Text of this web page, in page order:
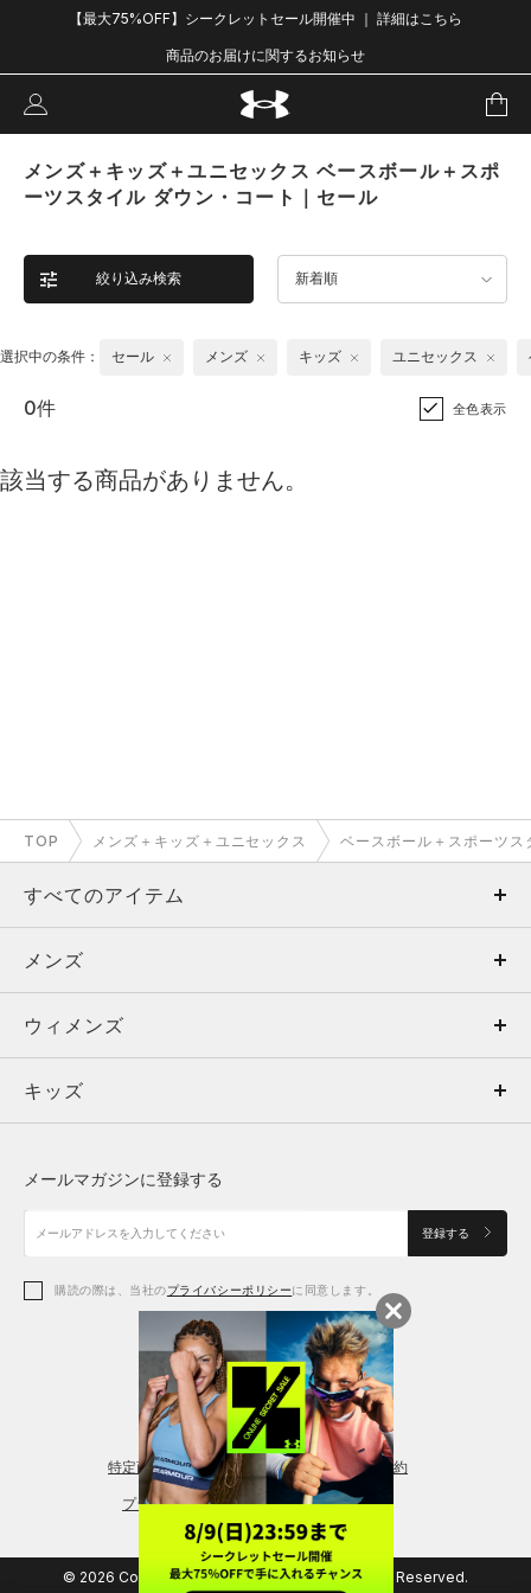
【最大75%OFF】シークレットセール開催中 ｜ 詳細はこちら
商品のお届けに関するお知らせ
メンズ＋キッズ＋ユニセックス ベースボール＋スポ
ーツスタイル ダウン・コート｜セール
絞り込み検索 新着順
選択中の条件： セール メンズ キッズ ユニセックス
0件 全色表示
該当する商品がありません。
TOP メンズ＋キッズ＋ユニセックス ベースボール＋スポーツス
すべてのアイテム
メンズ
ウィメンズ
キッズ
アクセサリー
メンズ
トップス
ボトムス
アクセサリー
ウィメンズ
トップス
シューズ
アクセサリー
レギンス＆タイツ
キッズ
シューズ
メールマガジンに登録する
登録する
購読の際は、当社のプライバシーポリシーに同意します。
特定商取引法に基づく通販の表記 会員規約
プライバシーポリシー
© 2026 Copyright DOME Corporation. All Rights Reserved.